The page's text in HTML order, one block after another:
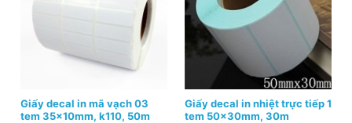
Giấy decal in mã vạch 03
tem 35x10mm, k110, 50m
Giấy decal in nhiệt trực tiếp 1
tem 50x30mm, 30m